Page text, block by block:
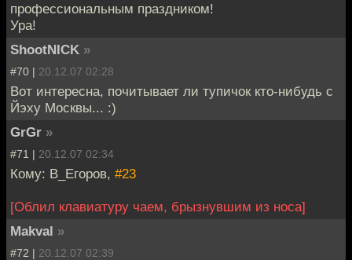
профессиональным праздником!
Ура!
ShootNICK »
#70 | 20.12.07 02:28
Вот интересна, почитывает ли тупичок кто-нибудь с
Йэху Москвы... :)
GrGr »
#71 | 20.12.07 02:34
Кому: В_Егоров, #23
[Облил клавиатуру чаем, брызнувшим из носа]
Makval »
#72 | 20.12.07 02:39